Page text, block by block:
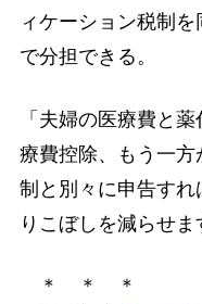
ィケーション税制
で分担できる。
「夫婦の医療費と
療費控除、もう一
制と別々に申告す
りこぼしを減らせま
＊ ＊ ＊